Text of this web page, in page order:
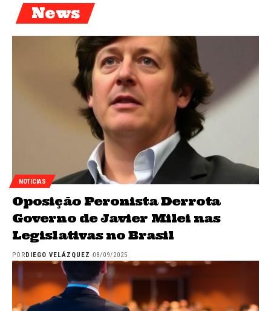
News
NOTICIAS
Oposição Peronista Derrota
Governo de Javier Milei nas
Legislativas no Brasil
POR DIEGO VELÁZQUEZ 08/09/2025